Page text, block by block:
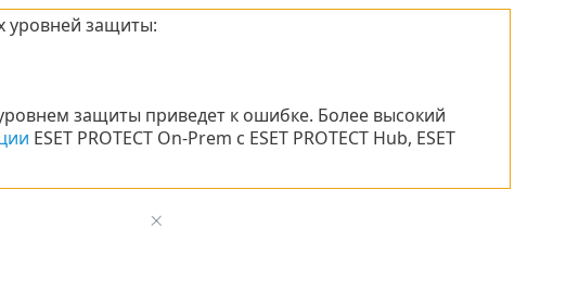
уровней защиты:
защиты приведет к ошибке. Более высокий
ESET PROTECT On-Prem с ESET PROTECT Hub, ESET